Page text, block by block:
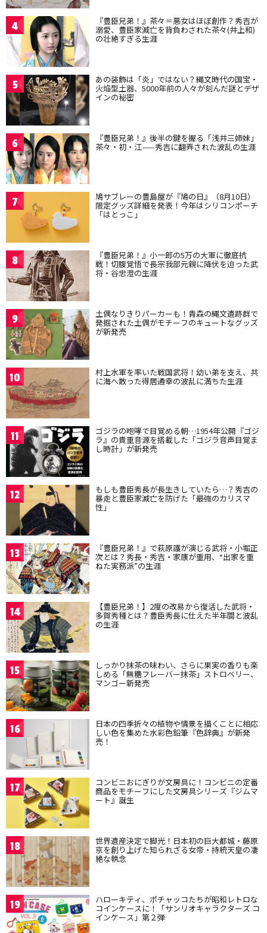
4 『豊臣兄弟！』茶々＝悪女はほぼ創作？秀吉が
溺愛、豊臣家滅亡を背負わされた茶々(井上和)
の壮絶すぎる生涯
5 あの装飾は「炎」ではない？縄文時代の国宝・
火焔型土器、5000年前の人々が刻んだ謎とデザ
インの秘密
6 『豊臣兄弟！』後半の鍵を握る「浅井三姉妹」
茶々・初・江——秀吉に翻弄された波乱の生涯
7 鳩サブレーの豊島屋が『鳩の日』（8月10日）
限定グッズ詳細を発表！今年はシリコンポーチ
「はとっこ」
8 『豊臣兄弟！』小一郎の5万の大軍に徹底抗
戦！切腹覚悟で長宗我部元親に降伏を迫った武
将・谷忠澄の生涯
9 土偶なりきりパーカーも！青森の縄文遺跡群で
発掘された土偶がモチーフのキュートなグッズ
が新発売
10 村上水軍を率いた戦国武将！幼い弟を支え、共
に海へ散った得居通幸の波乱に満ちた生涯
11 ゴジラの咆哮で目覚める朝…1954年公開『ゴジ
ラ』の貴重音源を搭載した「ゴジラ音声目覚ま
し時計」が新発売
12 もしも豊臣秀長が長生きしていたら…？秀吉の
暴走と豊臣家滅亡を防げた「最強のカリスマ
性」
13 『豊臣兄弟！』で萩原護が演じる武将・小堀正
次とは？秀長・秀吉・家康が重用、“出家を重
ねた実務派”の生涯
14 【豊臣兄弟！】2度の改易から復活した武将・
多賀秀種とは？豊臣秀長に仕えた半年間と波乱
の生涯
15 しっかり抹茶の味わい、さらに果実の香りも楽
しめる「無糖フレーバー抹茶」ストロベリー、
マンゴー新発売
16 日本の四季折々の植物や情景を描くことに相応
しい色を集めた水彩色鉛筆『色辞典』が新発
売！
17 コンビニおにぎりが文房具に！コンビニの定番
商品をモチーフにした文房具シリーズ『ジムマ
ート』誕生
18 世界遺産決定で脚光！日本初の巨大都城・藤原
京を創り上げた知られざる女帝・持統天皇の凄
絶な執念
19 ハローキティ、ポチャッコたちが昭和レトロな
コインケースに！「サンリオキャラクターズ コ
インケース」第２弾